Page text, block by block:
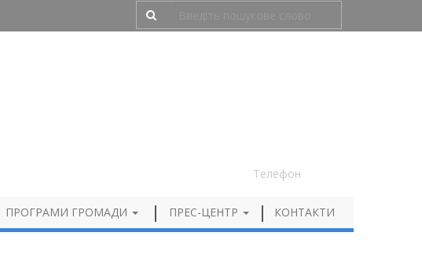
Телефон
ПРОГРАМИ ГРОМАДИ ПРЕС-ЦЕНТР КОНТАКТИ